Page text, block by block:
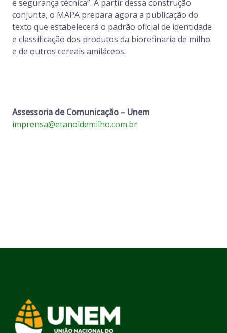
e segurança técnica”. A partir dessa construção
conjunta, o MAPA prepara agora a publicação do
texto que estabelecerá o padrão oficial de identidade
e classificação dos produtos da biorefinaria de milho
e de outros cereais amiláceos.
Assessoria de Comunicação – Unem
imprensa@etanoldemilho.com.br